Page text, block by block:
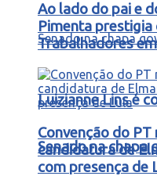
Luizianne Lins é
Senado na chapa
Ao lado do pai e
Pimenta
Trabalhadores
Convenção do
candidatura de
com presença de